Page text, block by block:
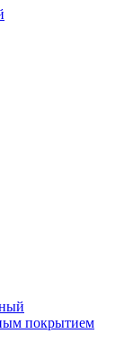
покрытием